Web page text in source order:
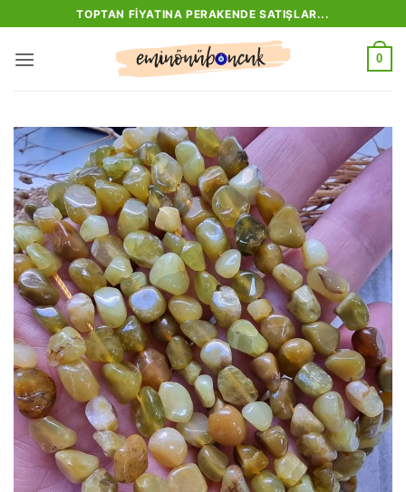
atla
TOPTAN FIYATINA PERAKENDE SATIŞLAR...
0